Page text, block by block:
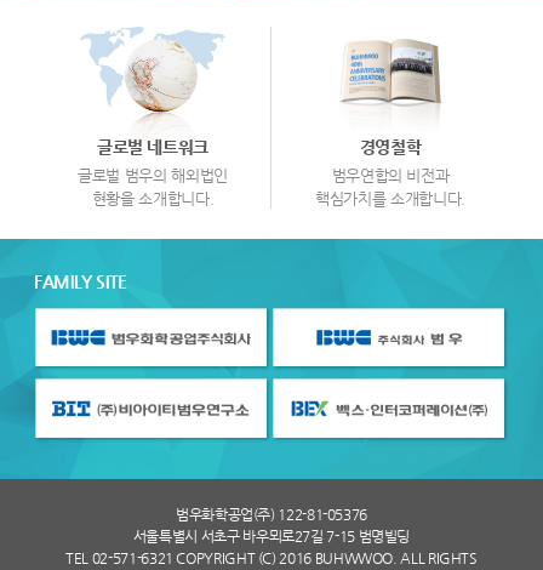
글로벌 네트워크
글로벌 범우의 해외법인
현황을 소개합니다.
경영철학
범우연합의 비전과
핵심가치를 소개합니다.
FAMILY SITE
범우화학공업(주) 122-81-05376
서울특별시 서초구 바우뫼로27길 7-15 범명빌딩
TEL 02-571-6321 COPYRIGHT (C) 2016 BUHWWOO. ALL RIGHTS